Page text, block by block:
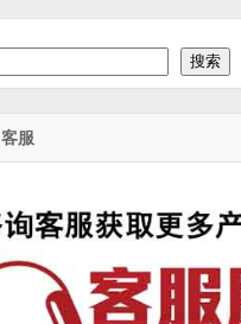
搜索
客服